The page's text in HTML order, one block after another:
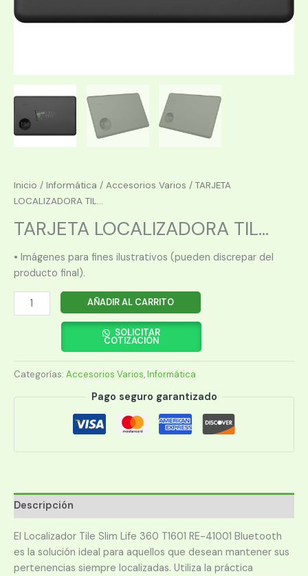
Inicio / Informática / Accesorios Varios / TARJETA
LOCALIZADORA TIL...
TARJETA LOCALIZADORA TIL...
• Imágenes para fines ilustrativos (pueden discrepar del
producto final).
TARJETA
LOCALIZADORA
LIFE
360
AÑADIR AL CARRITO
SOLICITAR
COTIZACIÓN
Categorías: Accesorios Varios,Informática
Pago seguro garantizado
Descripción
El Localizador Tile Slim Life 360 T1601 RE-41001 Bluetooth
es la solución ideal para aquellos que desean mantener sus
pertenencias siempre localizadas. Utiliza la práctica